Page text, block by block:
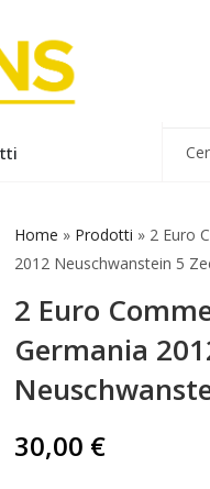
Home » Prodotti » 2 Euro
2012 Neuschwanstein 5
2 Euro
Germania
30,00 €